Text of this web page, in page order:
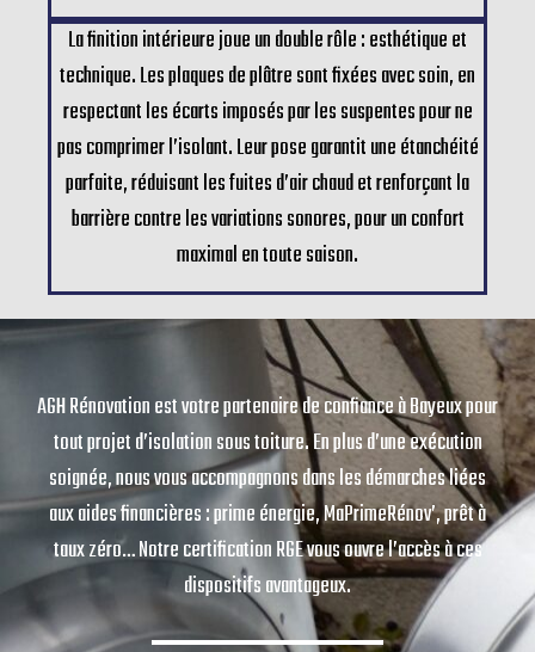
La finition intérieure joue un double rôle : esthétique et
technique. Les plaques de plâtre sont fixées avec soin, en
respectant les écarts imposés par les suspentes pour ne
pas comprimer l’isolant. Leur pose garantit une étanchéité
parfaite, réduisant les fuites d’air chaud et renforçant la
barrière contre les variations sonores, pour un confort
maximal en toute saison.
AGH Rénovation est votre partenaire de confiance à Bayeux pour
tout projet d’isolation sous toiture. En plus d’une exécution
soignée, nous vous accompagnons dans les démarches liées
aux aides financières : prime énergie, MaPrimeRénov’, prêt à
taux zéro… Notre certification RGE vous ouvre l’accès à ces
dispositifs avantageux.